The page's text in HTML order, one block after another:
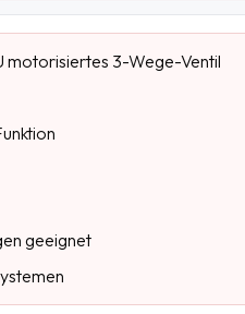
3-Wege-Ventil
geeignet